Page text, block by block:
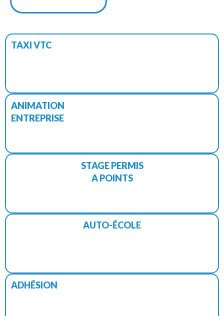
TAXI VTC
ANIMATION
ENTREPRISE
STAGE PERMIS
A POINTS
AUTO-ÉCOLE
ADHÉSION